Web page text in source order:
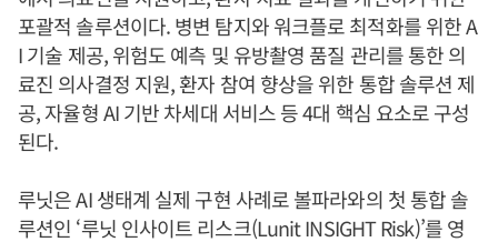
포괄적 솔루션이다. 병변 탐지와 워크플로 최적화를 위한 A
I 기술 제공, 위험도 예측 및 유방촬영 품질 관리를 통한 의
료진 의사결정 지원, 환자 참여 향상을 위한 통합 솔루션 제
공, 자율형 AI 기반 차세대 서비스 등 4대 핵심 요소로 구성
된다.
루닛은 AI 생태계 실제 구현 사례로 볼파라와의 첫 통합 솔
루션인 ‘루닛 인사이트 리스크(Lunit INSIGHT Risk)’를 영